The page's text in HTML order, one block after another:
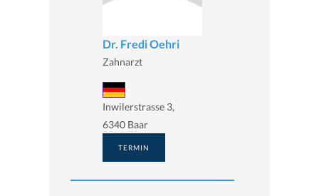
Dr. Fredi Oehri
Zahnarzt
Inwilerstrasse 3,
6340 Baar
TERMIN